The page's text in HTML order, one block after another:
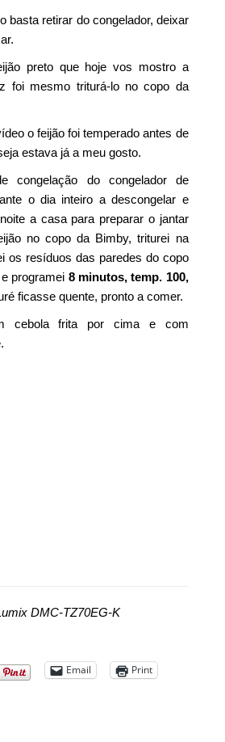
basta retirar do congelador, deixar
preto que hoje vos mostro a
foi mesmo triturá-lo no copo da
o feijão foi temperado antes de
estava já a meu gosto.
congelação do congelador de
o dia inteiro a descongelar e
a casa para preparar o jantar
no copo da Bimby, triturei na
os resíduos das paredes do copo
programei 8 minutos, temp. 100,
ficasse quente, pronto a comer.
cebola frita por cima e com
DMC-TZ70EG-K
Email Print